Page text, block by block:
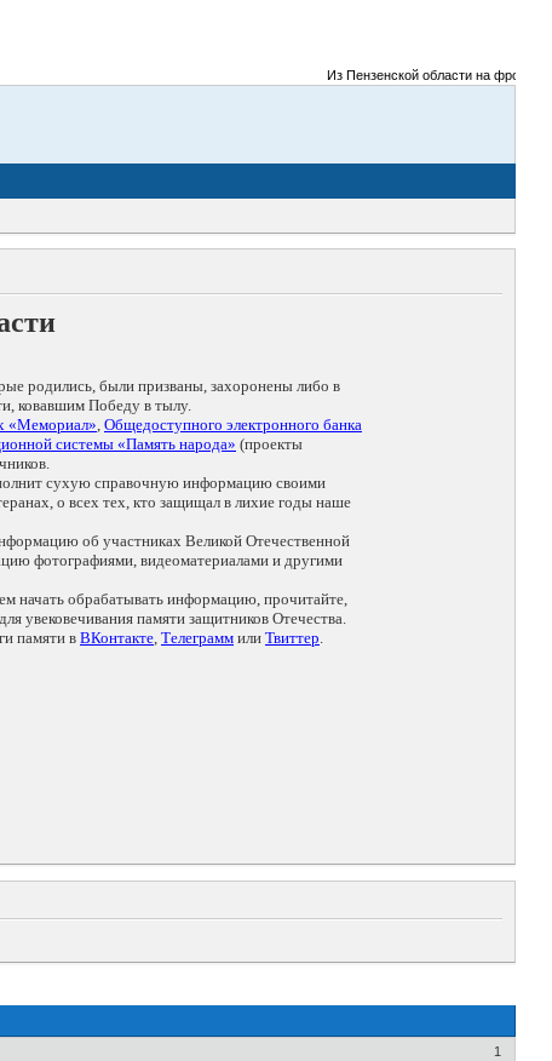
Из Пензенской области на фронты
родились, были призваны, захоронены либо в
ковавшим Победу в тылу.
«Мемориал», Общедоступного электронного банка
системы «Память народа» (проекты
сухую справочную информацию своими
о всех тех, кто защищал в лихие годы наше
об участниках Великой Отечественной
фотографиями, видеоматериалами и другими
начать обрабатывать информацию, прочитайте,
увековечивания памяти защитников Отечества.
памяти в ВКонтакте, Телеграмм или Твиттер.
1